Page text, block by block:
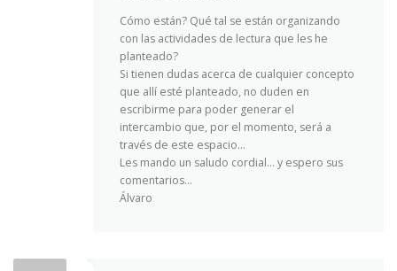
Cómo están? Qué tal se están organizando
con las actividades de lectura que les he
planteado?
Si tienen dudas acerca de cualquier concepto
que allí esté planteado, no duden en
escribirme para poder generar el
intercambio que, por el momento, será a
través de este espacio…
Les mando un saludo cordial… y espero sus
comentarios…
Álvaro